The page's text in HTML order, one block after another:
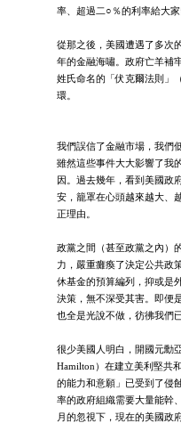
率、超過二○％的利率給大
從那之後，美國遭遇了多次
年的金融海嘯。政府亡羊補
姓氏命名的「伏克爾法則」
環。
我們誤信了金融市場，我們
雖然這些事件大大影響了我
因。過去幾年，看到美國政
安，籠罩在心頭越來越大、
正理由。
政黨之間（甚至政黨之內）
力，嚴重癱瘓了決定公共政
休基金的預算編列，抑或是
決策，無不深受其害。即便
也全是光說不做，彷彿我們
很少美國人明白，開國元勳
Hamilton）在建立美利堅共
的能力和意願」已受到了侵
率的政府組織需要大量能幹
月的忽視下，現在的美國政